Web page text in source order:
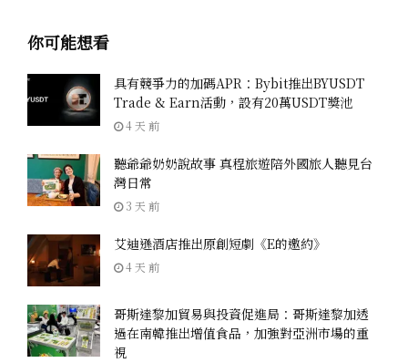
你可能想看
具有競爭力的加碼APR：Bybit推出BYUSDT
Trade & Earn活動，設有20萬USDT獎池
4 天 前
聽爺爺奶奶說故事 真程旅遊陪外國旅人聽見台
灣日常
3 天 前
艾迪遜酒店推出原創短劇《E的邀約》
4 天 前
哥斯達黎加貿易與投資促進局：哥斯達黎加透
過在南韓推出增值食品，加強對亞洲市場的重
視